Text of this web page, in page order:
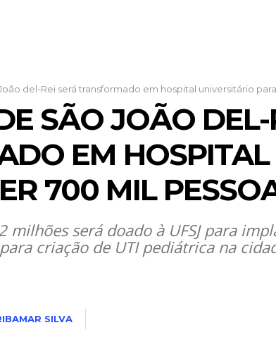
del-Rei será transformado em hospital universitário para
SÃO JOÃO DEL-
EM
700 MIL
milhões será doado à UFSJ para
criação de UTI pediátrica na
SILVA